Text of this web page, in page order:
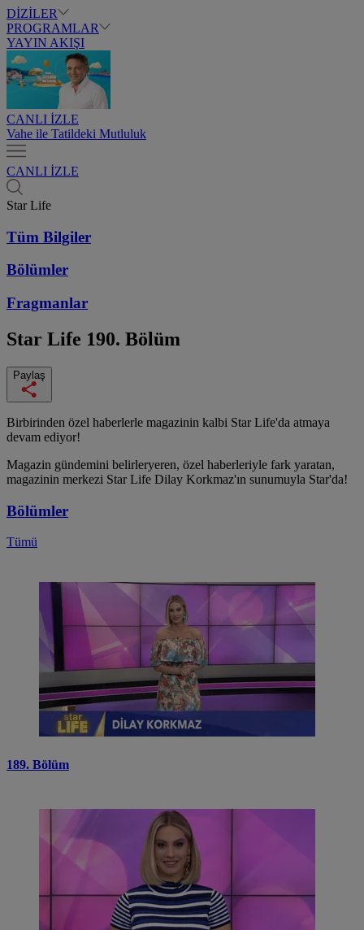
DİZİLER
PROGRAMLAR
YAYIN AKIŞI
CANLI İZLE
Vahe ile Tatildeki Mutluluk
CANLI İZLE
Star Life
Tüm Bilgiler
Bölümler
Fragmanlar
Star Life 190. Bölüm
Paylaş
Birbirinden özel haberlerle magazinin kalbi Star Life'da atmaya
devam ediyor!
Magazin gündemini belirleryeren, özel haberleriyle fark yaratan,
magazinin merkezi Star Life Dilay Korkmaz'ın sunumuyla Star'da!
Bölümler
Tümü
189. Bölüm